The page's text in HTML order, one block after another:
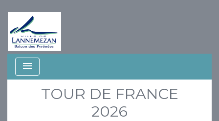
menu
TOUR DE FRANCE
2026